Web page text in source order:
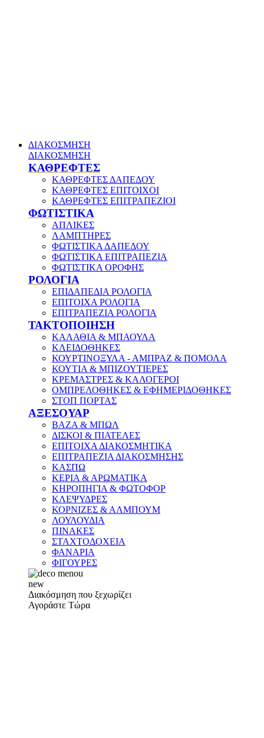
ΔΙΑΚΟΣΜΗΣΗ
ΔΙΑΚΟΣΜΗΣΗ
ΚΑΘΡΕΦΤΕΣ
ΚΑΘΡΕΦΤΕΣ ΔΑΠΕΔΟΥ
ΚΑΘΡΕΦΤΕΣ ΕΠΙΤΟΙΧΟΙ
ΚΑΘΡΕΦΤΕΣ ΕΠΙΤΡΑΠΕΖΙΟΙ
ΦΩΤΙΣΤΙΚΑ
ΑΠΛΙΚΕΣ
ΛΑΜΠΤΗΡΕΣ
ΦΩΤΙΣΤΙΚΑ ΔΑΠΕΔΟΥ
ΦΩΤΙΣΤΙΚΑ ΕΠΙΤΡΑΠΕΖΙΑ
ΦΩΤΙΣΤΙΚΑ ΟΡΟΦΗΣ
ΡΟΛΟΓΙΑ
ΕΠΙΔΑΠΕΔΙΑ ΡΟΛΟΓΙΑ
ΕΠΙΤΟΙΧΑ ΡΟΛΟΓΙΑ
ΕΠΙΤΡΑΠΕΖΙΑ ΡΟΛΟΓΙΑ
ΤΑΚΤΟΠΟΙΗΣΗ
ΚΑΛΑΘΙΑ & ΜΠΑΟΥΛΑ
ΚΛΕΙΔΟΘΗΚΕΣ
ΚΟΥΡΤΙΝΟΞΥΛΑ - ΑΜΠΡΑΖ & ΠΟΜΟΛΑ
ΚΟΥΤΙΑ & ΜΠΙΖΟΥΤΙΕΡΕΣ
ΚΡΕΜΑΣΤΡΕΣ & ΚΑΛΟΓΕΡΟΙ
ΟΜΠΡΕΛΟΘΗΚΕΣ & ΕΦΗΜΕΡΙΔΟΘΗΚΕΣ
ΣΤΟΠ ΠΟΡΤΑΣ
ΑΞΕΣΟΥΑΡ
ΒΑΖΑ & ΜΠΩΛ
ΔΙΣΚΟΙ & ΠΙΑΤΕΛΕΣ
ΕΠΙΤΟΙΧΑ ΔΙΑΚΟΣΜΗΤΙΚΑ
ΕΠΙΤΡΑΠΕΖΙΑ ΔΙΑΚΟΣΜΗΣΗΣ
ΚΑΣΠΩ
ΚΕΡΙΑ & ΑΡΩΜΑΤΙΚΑ
ΚΗΡΟΠΗΓΙΑ & ΦΩΤΟΦΟΡ
ΚΛΕΨΥΔΡΕΣ
ΚΟΡΝΙΖΕΣ & ΑΛΜΠΟΥΜ
ΛΟΥΛΟΥΔΙΑ
ΠΙΝΑΚΕΣ
ΣΤΑΧΤΟΔΟΧΕΙΑ
ΦΑΝΑΡΙΑ
ΦΙΓΟΥΡΕΣ
new
Διακόσμηση που ξεχωρίζει
Αγοράστε Τώρα